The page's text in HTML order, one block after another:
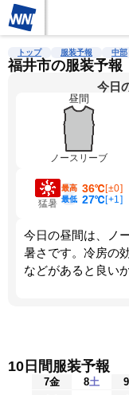
雨雲レーダー 台風情報
トップ 服装予報 中部
福井市の服装予報
今日
昼間
ノースリーブ
猛暑
最高 36℃[±0]
最低 27℃[+1 ]
今日の昼間は、ノ
暑さです。冷房の
などがあると良い
10日間服装予報
7金 8土 9